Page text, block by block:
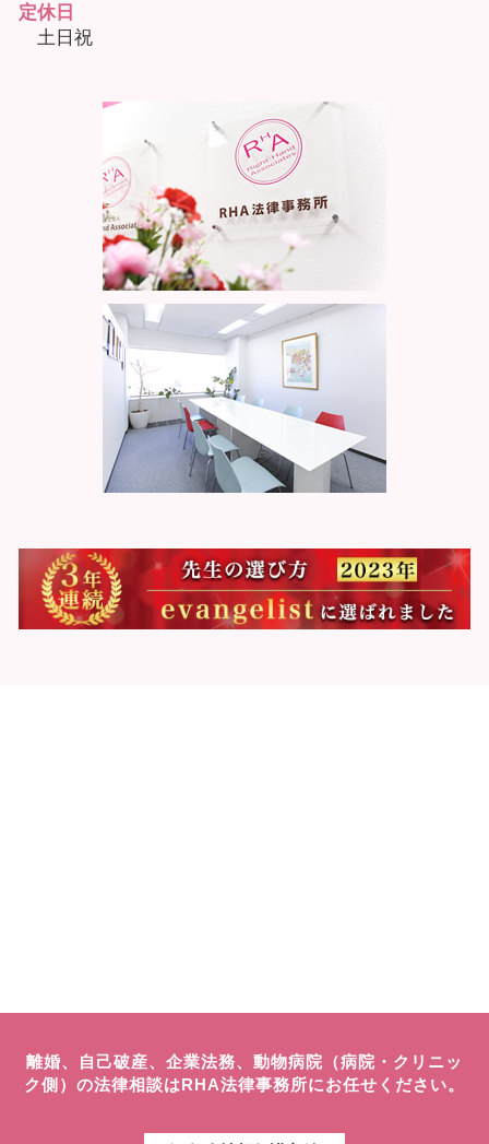
定休日
土日祝
離婚、自己破産、企業法務、動物病院（病院・クリニッ
ク側）の法律相談はRHA法律事務所にお任せください。